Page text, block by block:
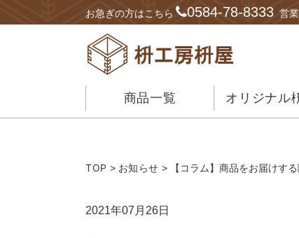
お急ぎの方はこちら 0584-78-8333 営
商品一覧 オリジナル
TOP > お知らせ > 【コラム】商品をお届けす
2021年07月26日